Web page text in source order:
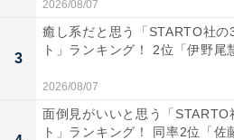
2026年1月にスタートしたNHK
弟！』で主人公の幼なじみの直
か、7月からは山田涼介さん主
木』（日本テレビ系）にヒロイ
に入って東急リバブルやサント
2026/08/07
3
癒し系だと思う「STARTO社の
ト」ランキング！ 2位「伊野尾
2026/08/07
面倒見がいいと思う「STARTO
ト」ランキング！ 同率2位「佐